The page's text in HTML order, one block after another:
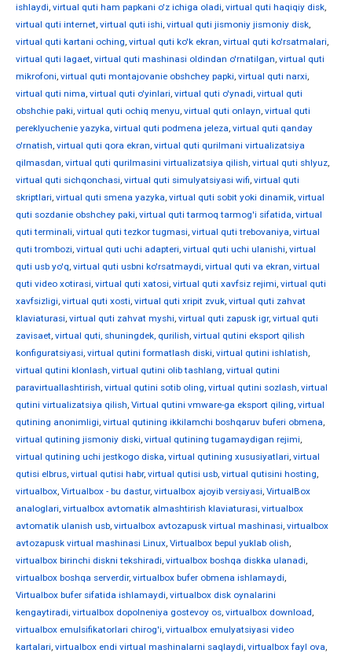
ishlaydi, virtual quti ham papkani o'z ichiga oladi, virtual quti haqiqiy disk,
virtual quti internet, virtual quti ishi, virtual quti jismoniy jismoniy disk,
virtual quti kartani oching, virtual quti ko'k ekran, virtual quti ko'rsatmalari,
virtual quti lagaet, virtual quti mashinasi oldindan o'rnatilgan, virtual quti
mikrofoni, virtual quti montajovanie obshchey papki, virtual quti narxi,
virtual quti nima, virtual quti o'yinlari, virtual quti o'ynadi, virtual quti
obshchie paki, virtual quti ochiq menyu, virtual quti onlayn, virtual quti
pereklyuchenie yazyka, virtual quti podmena jeleza, virtual quti qanday
o'rnatish, virtual quti qora ekran, virtual quti qurilmani virtualizatsiya
qilmasdan, virtual quti qurilmasini virtualizatsiya qilish, virtual quti shlyuz,
virtual quti sichqonchasi, virtual quti simulyatsiyasi wifi, virtual quti
skriptlari, virtual quti smena yazyka, virtual quti sobit yoki dinamik, virtual
quti sozdanie obshchey paki, virtual quti tarmoq tarmog'i sifatida, virtual
quti terminali, virtual quti tezkor tugmasi, virtual quti trebovaniya, virtual
quti trombozi, virtual quti uchi adapteri, virtual quti uchi ulanishi, virtual
quti usb yo'q, virtual quti usbni ko'rsatmaydi, virtual quti va ekran, virtual
quti video xotirasi, virtual quti xatosi, virtual quti xavfsiz rejimi, virtual quti
xavfsizligi, virtual quti xosti, virtual quti xripit zvuk, virtual quti zahvat
klaviaturasi, virtual quti zahvat myshi, virtual quti zapusk igr, virtual quti
zavisaet, virtual quti, shuningdek, qurilish, virtual qutini eksport qilish
konfiguratsiyasi, virtual qutini formatlash diski, virtual qutini ishlatish,
virtual qutini klonlash, virtual qutini olib tashlang, virtual qutini
paravirtuallashtirish, virtual qutini sotib oling, virtual qutini sozlash, virtual
qutini virtualizatsiya qilish, Virtual qutini vmware-ga eksport qiling, virtual
qutining anonimligi, virtual qutining ikkilamchi boshqaruv buferi obmena,
virtual qutining jismoniy diski, virtual qutining tugamaydigan rejimi,
virtual qutining uchi jestkogo diska, virtual qutining xususiyatlari, virtual
qutisi elbrus, virtual qutisi habr, virtual qutisi usb, virtual qutisini hosting,
virtualbox, Virtualbox - bu dastur, virtualbox ajoyib versiyasi, VirtualBox
analoglari, virtualbox avtomatik almashtirish klaviaturasi, virtualbox
avtomatik ulanish usb, virtualbox avtozapusk virtual mashinasi, virtualbox
avtozapusk virtual mashinasi Linux, Virtualbox bepul yuklab olish,
virtualbox birinchi diskni tekshiradi, virtualbox boshqa diskka ulanadi,
virtualbox boshqa serverdir, virtualbox bufer obmena ishlamaydi,
Virtualbox bufer sifatida ishlamaydi, virtualbox disk oynalarini
kengaytiradi, virtualbox dopolneniya gostevoy os, virtualbox download,
virtualbox emulsifikatorlari chirog'i, virtualbox emulyatsiyasi video
kartalari, virtualbox endi virtual mashinalarni saqlaydi, virtualbox fayl ova,